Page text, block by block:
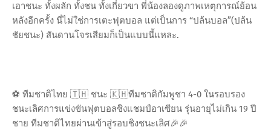
เอาชนะ ทั้งผลัก ทั้งชน ทั้งเกี่ยวขา พี่น้องลองดูภาพเหตุการณ์ย้อน
หลังอีกครั้ง นี่ไม่ใช่การเตะฟุตบอล แต่เป็นการ “ปล้นบอล”(ปล้น
ชัยชนะ) สันดานโจรเสียมก็เป็นแบบนี้แหละ.
⚽️ ทีมชาติไทย 🇹🇭 ชนะ 🇰🇭ทีมชาติกัมพูชา 4-0 ในรอบรอง
ชนะเลิศการแข่งขันฟุตบอลชิงแชมป์อาเซียน รุ่นอายุไม่เกิน 19 ปี
ชาย ทีมชาติไทยผ่านเข้าสู่รอบชิงชนะเลิศ🎉🎉